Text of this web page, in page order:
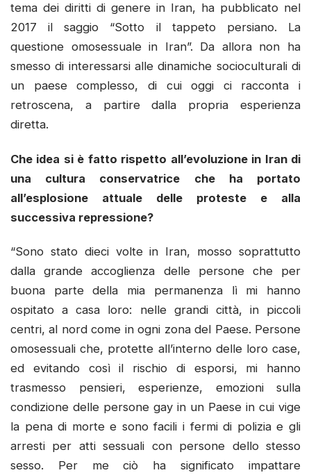
tema dei diritti di genere in Iran, ha pubblicato nel
2017 il saggio “Sotto il tappeto persiano. La
questione omosessuale in Iran”. Da allora non ha
smesso di interessarsi alle dinamiche socioculturali di
un paese complesso, di cui oggi ci racconta i
retroscena, a partire dalla propria esperienza
diretta.
Che idea si è fatto rispetto all’evoluzione in Iran di
una cultura conservatrice che ha portato
all’esplosione attuale delle proteste e alla
successiva repressione?
“Sono stato dieci volte in Iran, mosso soprattutto
dalla grande accoglienza delle persone che per
buona parte della mia permanenza lì mi hanno
ospitato a casa loro: nelle grandi città, in piccoli
centri, al nord come in ogni zona del Paese. Persone
omosessuali che, protette all’interno delle loro case,
ed evitando così il rischio di esporsi, mi hanno
trasmesso pensieri, esperienze, emozioni sulla
condizione delle persone gay in un Paese in cui vige
la pena di morte e sono facili i fermi di polizia e gli
arresti per atti sessuali con persone dello stesso
sesso. Per me ciò ha significato impattare